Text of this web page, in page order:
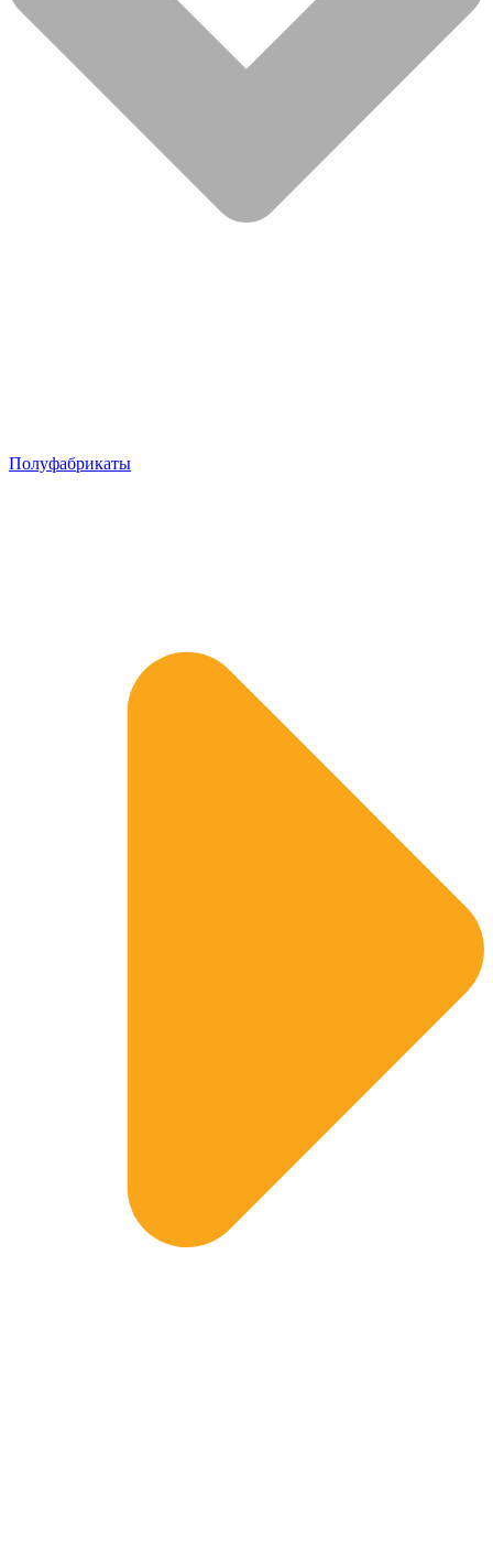
Полуфабрикаты